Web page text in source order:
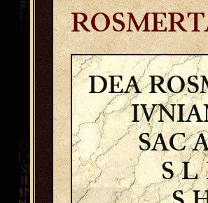
DEA
SAC
S L